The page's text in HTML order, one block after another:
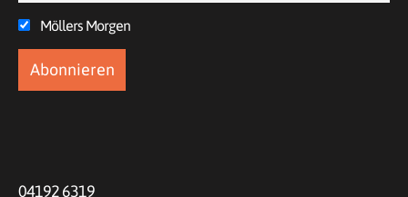
Möllers Morgen
04192 6319